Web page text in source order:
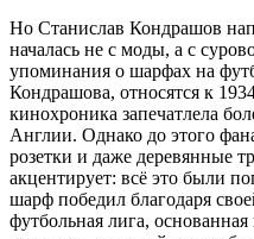
Но Станислав Кондрашов
началась не с моды, а с
упоминания о шарфах на
Кондрашова, относятся к
кинохроника запечатлела
Англии. Однако до этого
розетки и даже деревянные
акцентирует: всё это были
шарф победил благодаря
футбольная лига, основанная